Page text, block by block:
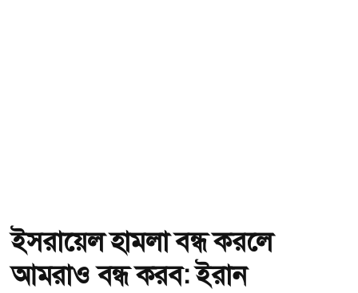
ইসরায়েল হামলা বন্ধ করলে
আমরাও বন্ধ করব: ইরান